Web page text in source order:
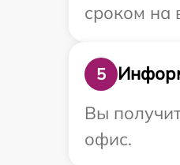
сроком на
5
Вы
офис.